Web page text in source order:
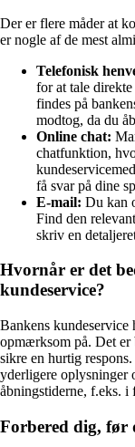
Der er flere måder at
er nogle af de mest
Telefonisk
for at tale
findes på
modtog, da du
Online chat:
chatfunktion,
få svar på dine
E-mail: Du kan
Find den
skriv en
Hvornår er det
kundeservice?
Bankens
opmærksom på. Det er
sikre en hurtig
yderligere oplysninger
åbningstiderne, f.eks. i
Forbered dig, før